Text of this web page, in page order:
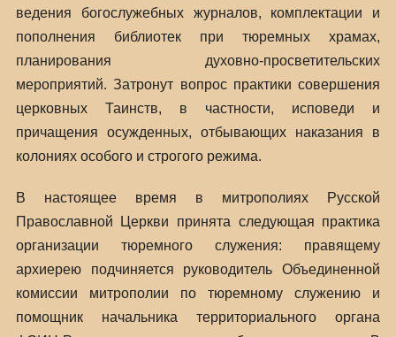
ведения богослужебных журналов, комплектации и
пополнения библиотек при тюремных храмах,
планирования духовно-просветительских
мероприятий. Затронут вопрос практики совершения
церковных Таинств, в частности, исповеди и
причащения осужденных, отбывающих наказания в
колониях особого и строгого режима.
В настоящее время в митрополиях Русской
Православной Церкви принята следующая практика
организации тюремного служения: правящему
архиерею подчиняется руководитель Объединенной
комиссии митрополии по тюремному служению и
помощник начальника территориального органа